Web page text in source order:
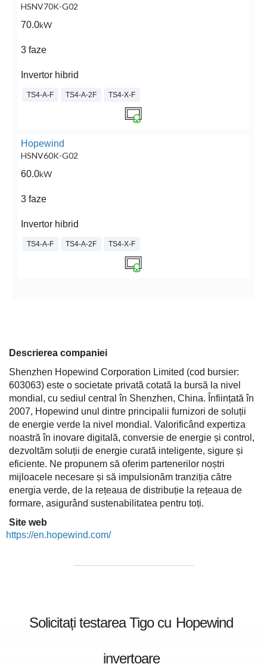
HSNV70K-G02
70.0kW
3 faze
Invertor hibrid
TS4-A-F TS4-A-2F TS4-X-F
Hopewind
HSNV60K-G02
60.0kW
3 faze
Invertor hibrid
TS4-A-F TS4-A-2F TS4-X-F
Descrierea companiei
Shenzhen Hopewind Corporation Limited (cod bursier:
603063) este o societate privată cotată la bursă la nivel
mondial, cu sediul central în Shenzhen, China. Înființată în
2007, Hopewind unul dintre principalii furnizori de soluții
de energie verde la nivel mondial. Valorificând expertiza
noastră în inovare digitală, conversie de energie și control,
dezvoltăm soluții de energie curată inteligente, sigure și
eficiente. Ne propunem să oferim partenerilor noștri
mijloacele necesare și să impulsionăm tranziția către
energia verde, de la rețeaua de distribuție la rețeaua de
formare, asigurând sustenabilitatea pentru toți.
Site web
https://en.hopewind.com/
Solicitați testarea Tigo cu Hopewind
invertoare